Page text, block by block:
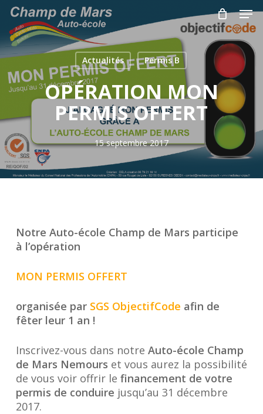
Skip
main
content
Actualités Permis B
OPÉRATION MON
PERMIS OFFERT
15 septembre 2017
Notre Auto-école Champ de Mars participe
à l’opération
MON PERMIS OFFERT
organisée par SGS ObjectifCode afin de
fêter leur 1 an !
Inscrivez-vous dans notre Auto-école Champ
de Mars Nemours et vous aurez la possibilité
de vous voir offrir le financement de votre
permis de conduire jusqu’au 31 décembre
2017.
Close
Menu